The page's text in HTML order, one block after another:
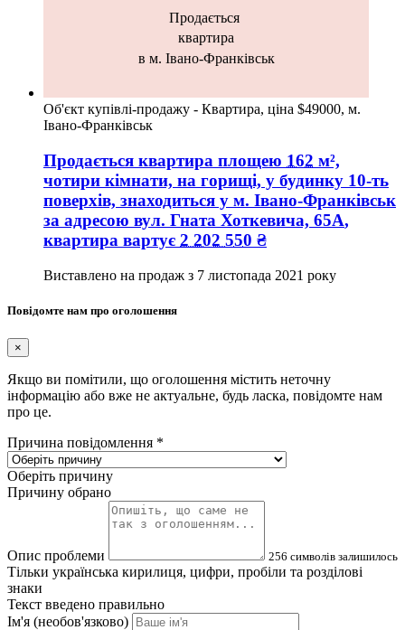
Продається
квартира
в м. Івано-Франківськ
Об'єкт купівлі-продажу - Квартира, ціна $49000, м.
Івано-Франківськ
Продається квартира площею 162 м²,
чотири кімнати, на горищі, у будинку 10-ть
поверхів, знаходиться у м. Івано-Франківськ
за адресою вул. Гната Хоткевича, 65А,
квартира вартує 2 202 550 ₴
Виставлено на продаж з 7 листопада 2021 року
Повідомте нам про оголошення
×
Якщо ви помітили, що оголошення містить неточну
інформацію або вже не актуальне, будь ласка, повідомте нам
про це.
Причина повідомлення *
Оберіть причину
Причину обрано
Опис проблеми 256 символів залишилось
Тільки українська кирилиця, цифри, пробіли та розділові
знаки
Текст введено правильно
Ім'я (необов'язково)